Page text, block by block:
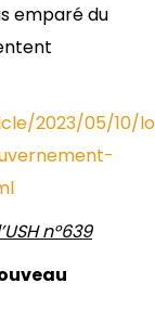
emparé du
2023/05/10/
n°639